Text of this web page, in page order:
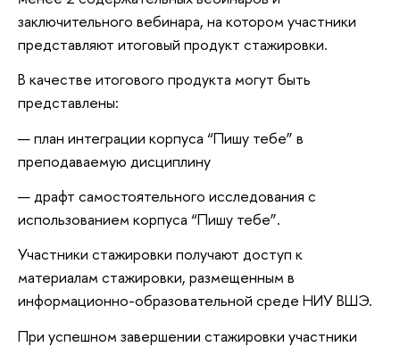
заключительного вебинара, на котором участники
представляют итоговый продукт стажировки.
В качестве итогового продукта могут быть
представлены:
план интеграции корпуса “Пишу тебе” в
преподаваемую дисциплину
драфт самостоятельного исследования с
использованием корпуса “Пишу тебе”.
Участники стажировки получают доступ к
материалам стажировки, размещенным в
информационно-образовательной среде НИУ ВШЭ.
При успешном завершении стажировки участники